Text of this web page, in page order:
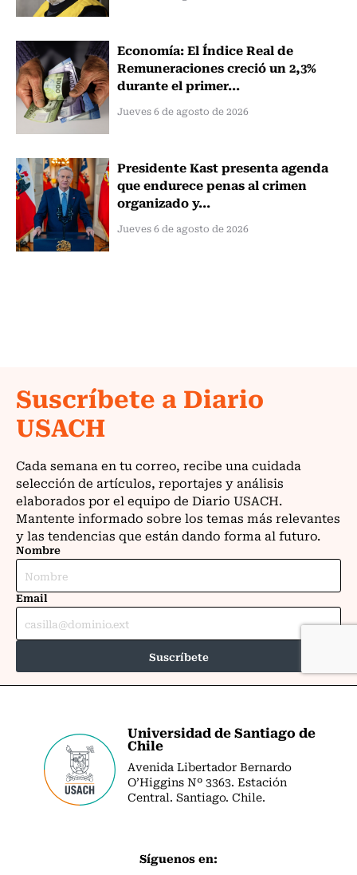
Economía: El Índice Real de
Remuneraciones creció un 2,3%
durante el primer...
Jueves 6 de agosto de 2026
Presidente Kast presenta agenda
que endurece penas al crimen
organizado y...
Jueves 6 de agosto de 2026
Universidad de Santiago de
Chile
Avenida Libertador Bernardo
O’Higgins Nº 3363. Estación
Central. Santiago. Chile.
Síguenos en: